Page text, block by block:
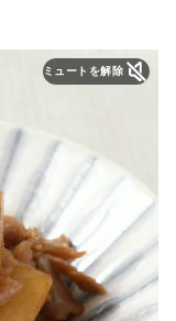
ミュートを解除